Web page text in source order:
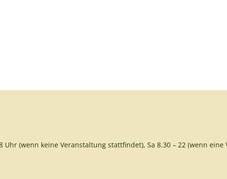
Uhr (wenn keine Veranstaltung stattfindet), Sa 8.30 – 22 (wenn